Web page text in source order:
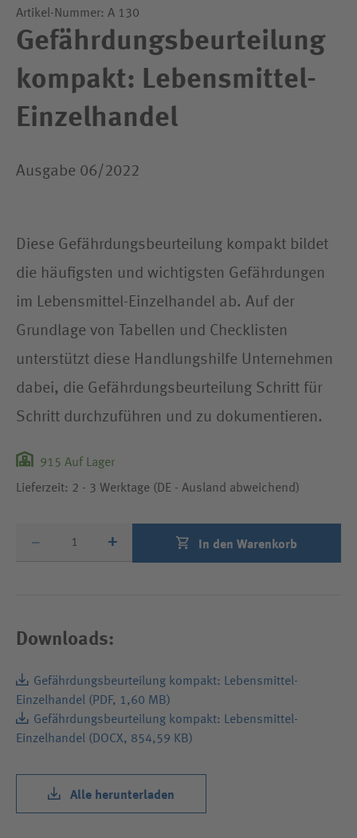
Artikel-Nummer: A 130
Gefährdungsbeurteilung
kompakt: Lebensmittel-
Einzelhandel
Ausgabe 06/2022
Diese Gefährdungsbeurteilung kompakt bildet
die häufigsten und wichtigsten Gefährdungen
im Lebensmittel-Einzelhandel ab. Auf der
Grundlage von Tabellen und Checklisten
unterstützt diese Handlungshilfe Unternehmen
dabei, die Gefährdungsbeurteilung Schritt für
Schritt durchzuführen und zu dokumentieren.
915 Auf Lager
Lieferzeit: 2 - 3 Werktage (DE - Ausland abweichend)
– + In den Warenkorb
Downloads:
Gefährdungsbeurteilung kompakt: Lebensmittel-
Einzelhandel (PDF, 1,60 MB)
Dateiformat: PDF, Dateigröße: 1,60 MB
Gefährdungsbeurteilung kompakt: Lebensmittel-
Einzelhandel (DOCX, 854,59 KB)
Alle herunterladen